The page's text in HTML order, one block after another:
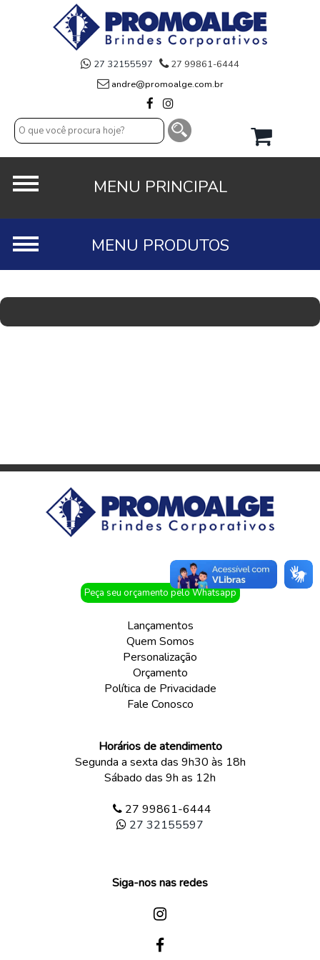
27 32155597
27 99861-6444
andre@promoalge.com.br
Peça seu orçamento pelo Whatsapp
Lançamentos
Quem Somos
Personalização
Orçamento
Política de Privacidade
Fale Conosco
Horários de atendimento
Segunda a sexta das 9h30 às 18h
Sábado das 9h as 12h
27 99861-6444
27 32155597
Siga-nos nas redes